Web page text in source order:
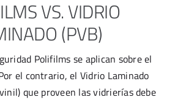
VS. VIDRIO
(PVB)
Polifilms se aplican sobre el
el contrario, el Vidrio Laminado
que proveen las vidrierías debe